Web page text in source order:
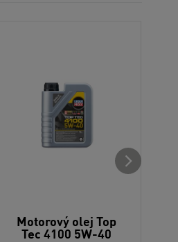
Motorový olej Top
Tec 4100 5W-40